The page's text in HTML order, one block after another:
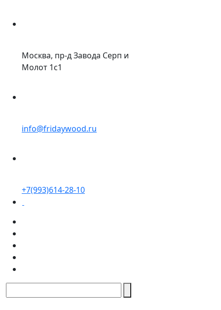
Москва, пр-д Завода Серп и
Молот 1с1
info@fridaywood.ru
+7(993)614-28-10